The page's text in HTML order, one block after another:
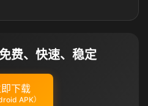
费、快速、稳定
下载
APK）